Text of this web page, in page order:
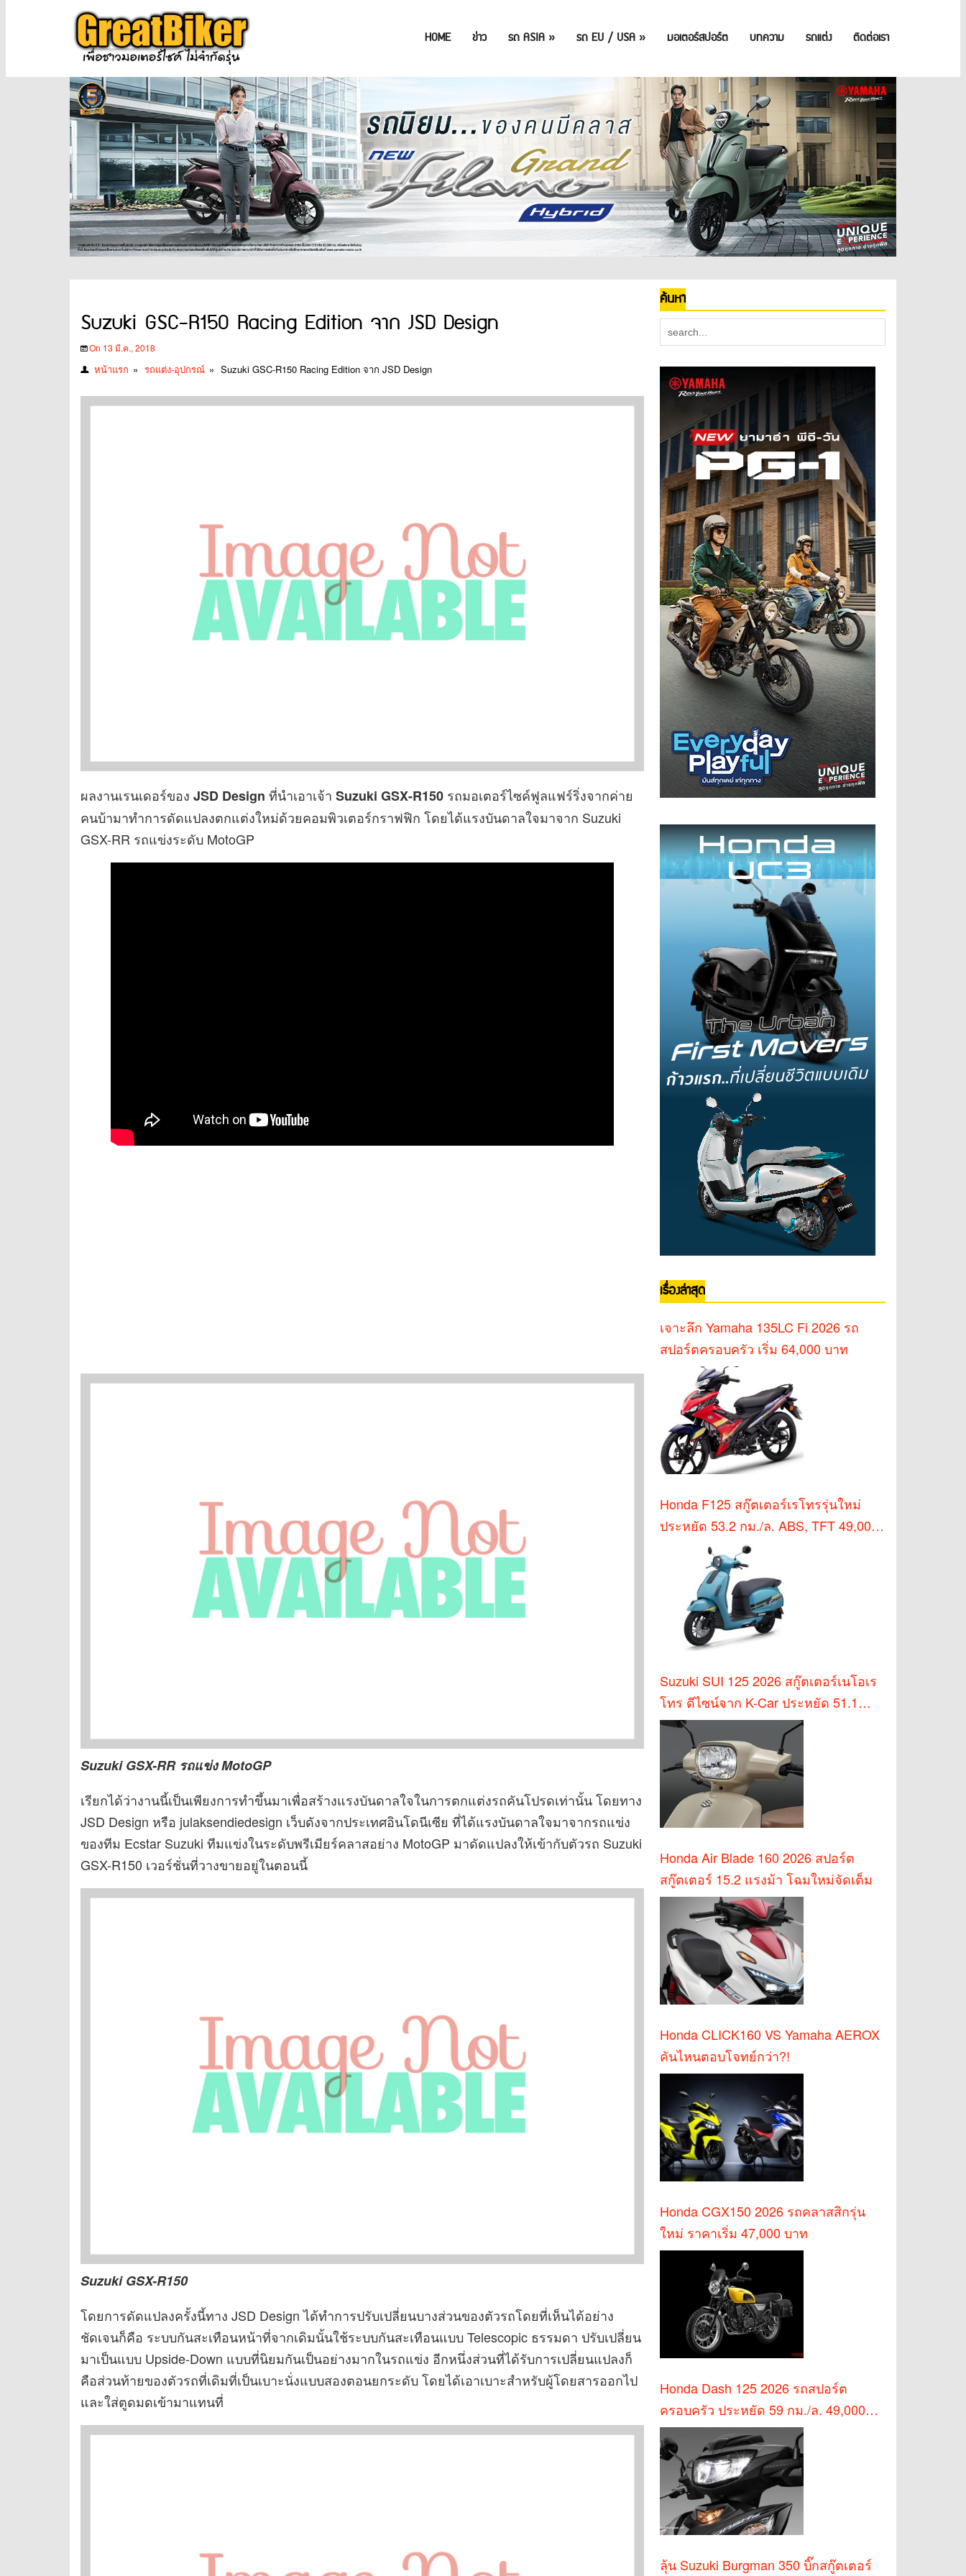
HOME ข่าว รถ ASIA » รถ EU / USA » มอเตอร์สปอร์ต บทความ รถแต่ง ติดต่อเรา
Suzuki GSC-R150 Racing Edition จาก JSD Design
On 13 มี.ค., 2018
หน้าแรก » รถแต่ง-อุปกรณ์ » Suzuki GSC-R150 Racing Edition จาก JSD Design
ผลงานเรนเดอร์ของ JSD Design ที่นำเอาเจ้า Suzuki GSX-R150 รถมอเตอร์ไซค์ฟูลแฟร์ริ่งจากค่าย
คนบ้ามาทำการดัดแปลงตกแต่งใหม่ด้วยคอมพิวเตอร์กราฟฟิก โดยได้แรงบันดาลใจมาจาก Suzuki
GSX-RR รถแข่งระดับ MotoGP
Suzuki GSX-RR รถแข่ง MotoGP
เรียกได้ว่างานนี้เป็นเพียงการทำขึ้นมาเพื่อสร้างแรงบันดาลใจในการตกแต่งรถคันโปรดเท่านั้น โดยทาง
JSD Design หรือ julaksendiedesign เว็บดังจากประเทศอินโดนีเซีย ที่ได้แรงบันดาลใจมาจากรถแข่ง
ของทีม Ecstar Suzuki ทีมแข่งในระดับพรีเมียร์คลาสอย่าง MotoGP มาดัดแปลงให้เข้ากับตัวรถ Suzuki
GSX-R150 เวอร์ชั่นที่วางขายอยู่ในตอนนี้
Suzuki GSX-R150
โดยการดัดแปลงครั้งนี้ทาง JSD Design ได้ทำการปรับเปลี่ยนบางส่วนของตัวรถโดยที่เห็นได้อย่าง
ชัดเจนก็คือ ระบบกันสะเทือนหน้าที่จากเดิมนั้นใช้ระบบกันสะเทือนแบบ Telescopic ธรรมดา ปรับเปลี่ยน
มาเป็นแบบ Upside-Down แบบที่นิยมกันเป็นอย่างมากในรถแข่ง อีกหนึ่งส่วนที่ได้รับการเปลี่ยนแปลงก็
คือส่วนท้ายของตัวรถที่เดิมที่เป็นเบาะนั่งแบบสองตอนยกระดับ โดยได้เอาเบาะสำหรับผู้โดยสารออกไป
และใส่ตูดมดเข้ามาแทนที่
ค้นหา
เรื่องล่าสุด
เจาะลึก Yamaha 135LC Fi 2026 รถ
สปอร์ตครอบครัว เริ่ม 64,000 บาท
Honda F125 สกู๊ตเตอร์เรโทรรุ่นใหม่
ประหยัด 53.2 กม./ล. ABS, TFT 49,000
Suzuki SUI 125 2026 สกู๊ตเตอร์เนโอเร
โทร ดีไซน์จาก K-Car ประหยัด 51.1
กม./ล.
Honda Air Blade 160 2026 สปอร์ต
สกู๊ตเตอร์ 15.2 แรงม้า โฉมใหม่จัดเต็ม
Honda CLICK160 VS Yamaha AEROX
คันไหนตอบโจทย์กว่า?!
Honda CGX150 2026 รถคลาสสิกรุ่น
ใหม่ ราคาเริ่ม 47,000 บาท
Honda Dash 125 2026 รถสปอร์ต
ครอบครัว ประหยัด 59 กม./ล. 49,000
บาท
ลุ้น Suzuki Burgman 350 บิ๊กสกู๊ตเตอร์